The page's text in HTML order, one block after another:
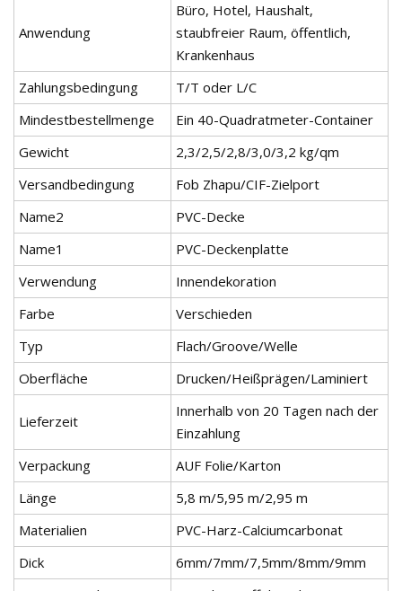
Anwendung
Büro, Hotel, Haushalt,
staubfreier Raum, öffentlich,
Krankenhaus
Zahlungsbedingung
T/T oder L/C
Mindestbestellmenge
Ein 40-Quadratmeter-Container
Gewicht
2,3/2,5/2,8/3,0/3,2 kg/qm
Versandbedingung
Fob Zhapu/CIF-Zielport
Name2
PVC-Decke
Name1
PVC-Deckenplatte
Verwendung
Innendekoration
Farbe
Verschieden
Typ
Flach/Groove/Welle
Oberfläche
Drucken/Heißprägen/Laminiert
Lieferzeit
Innerhalb von 20 Tagen nach der
Einzahlung
Verpackung
AUF Folie/Karton
Länge
5,8 m/5,95 m/2,95 m
Materialien
PVC-Harz-Calciumcarbonat
Dick
6mm/7mm/7,5mm/8mm/9mm